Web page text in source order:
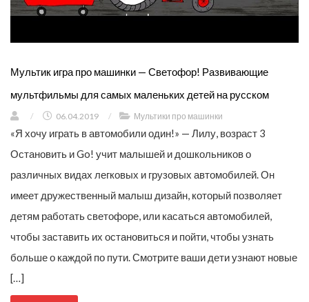
Мультик игра про машинки — Светофор! Развивающие
мультфильмы для самых маленьких детей на русском
/ 06.04.2019 / Мультики про машинки
«Я хочу играть в автомобили один!» — Лилу, возраст 3
Остановить и Go! учит малышей и дошкольников о
различных видах легковых и грузовых автомобилей. Он
имеет дружественный малыш дизайн, который позволяет
детям работать светофоре, или касаться автомобилей,
чтобы заставить их остановиться и пойти, чтобы узнать
больше о каждой по пути. Смотрите ваши дети узнают новые
[…]